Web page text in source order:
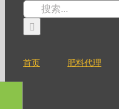
搜
索：
首页 肥料代理